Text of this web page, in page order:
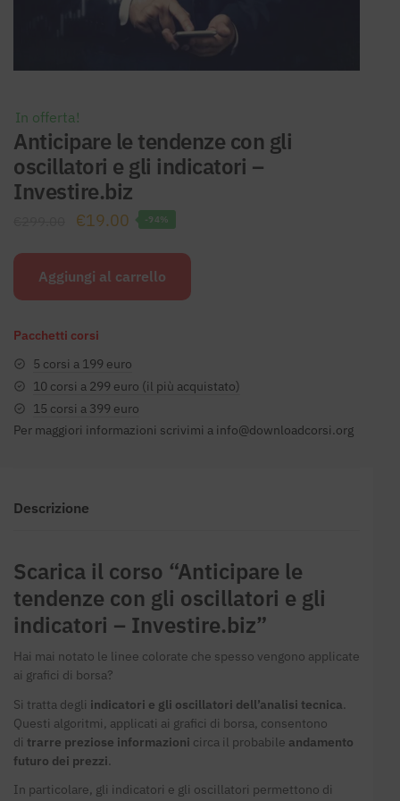
In offerta!
Anticipare le tendenze con gli
oscillatori e gli indicatori –
Investire.biz
Il
originale
€19.00 Il
attuale
-94%
Aggiungi al carrello
Pacchetti corsi
5 corsi a 199 euro
10 corsi a 299 euro (il più acquistato)
15 corsi a 399 euro
Per maggiori informazioni scrivimi a info@downloadcorsi.org
Descrizione
Scarica il corso “Anticipare le
tendenze con gli oscillatori e gli
indicatori – Investire.biz”
Hai mai notato le linee colorate che spesso vengono applicate
ai grafici di borsa?
Si tratta degli indicatori e gli oscillatori dell’analisi tecnica
Questi algoritmi, applicati ai grafici di borsa, consentono
di trarre preziose informazioni circa il probabile andamento
futuro dei prezzi
In particolare, gli indicatori e gli oscillatori permettono di